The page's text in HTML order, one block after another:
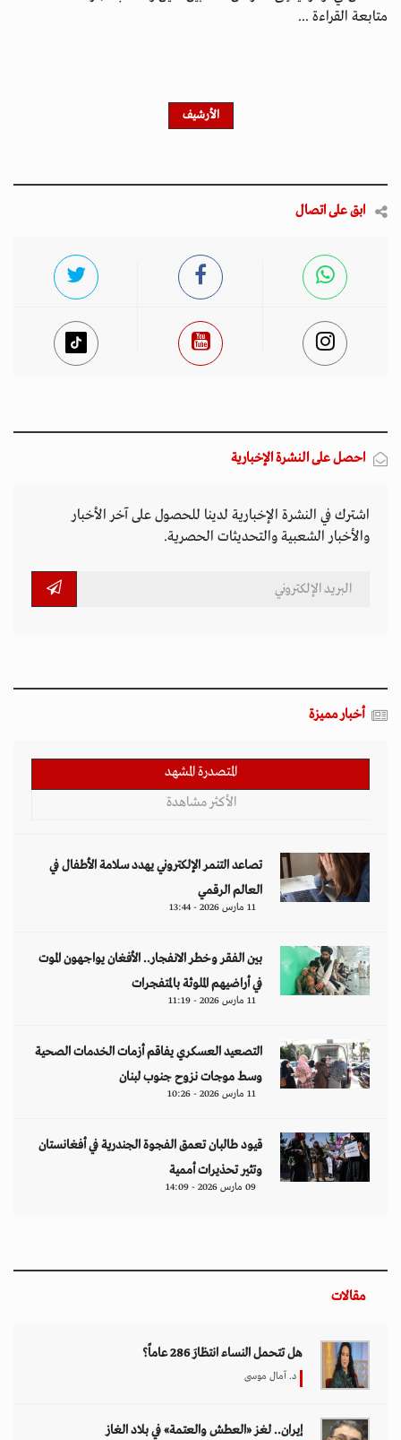
متابعة القراءة ...
الأرشيف
ابق على اتصال
احصل على النشرة الإخبارية
اشترك في النشرة الإخبارية لدينا للحصول على آخر الأخبار
والأخبار الشعبية والتحديثات الحصرية.
أخبار مميزة
المتصدرة المشهد
الأكثر مشاهدة
تصاعد التنمر الإلكتروني يهدد سلامة الأطفال في
العالم الرقمي
11 مارس 2026 - 13:44
بين الفقر وخطر الانفجار.. الأفغان يواجهون الموت
في أراضيهم الملوثة بالمتفجرات
11 مارس 2026 - 11:19
التصعيد العسكري يفاقم أزمات الخدمات الصحية
وسط موجات نزوح جنوب لبنان
11 مارس 2026 - 10:26
قيود طالبان تعمق الفجوة الجندرية في أفغانستان
وتثير تحذيرات أممية
09 مارس 2026 - 14:09
مقالات
هل تتحمل النساء انتظارَ 286 عاماً؟
د. آمال موسى
إيران.. لغز «العطش والعتمة» في بلاد الغاز